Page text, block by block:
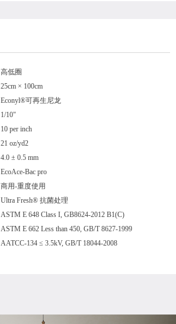
高低圈
25cm × 100cm
Econyl®可再生尼龙
1/10"
10 per inch
21 oz/yd2
4.0 ± 0.5 mm
EcoAce-Bac pro
商用-重度使用
Ultra Fresh® 抗菌处理
ASTM E 648 Class I, GB8624-2012 B1(C)
ASTM E 662 Less than 450, GB/T 8627-1999
AATCC-134 ≤ 3.5kV, GB/T 18044-2008